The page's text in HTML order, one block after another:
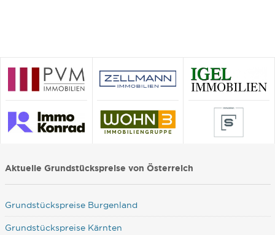
Aktuelle Grundstückspreise von Österreich
Grundstückspreise Burgenland
Grundstückspreise Kärnten